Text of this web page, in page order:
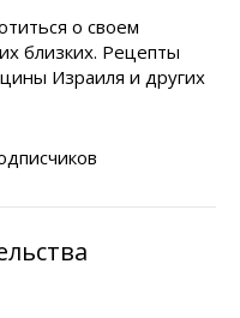
о своем
близких. Рецепты
Израиля и других